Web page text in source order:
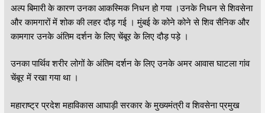
अल्प बिमारी के कारण उनका आकस्मिक निधन हो गया ।उनके निधन से शिवसेना
और कामगारों में शोक की लहर दौड़ गई । मुंबई के कोने कोने से शिव सैनिक और
कामगार उनके अंतिम दर्शन के लिए चेंबूर के लिए दौड़ पड़े ।
उनका पार्थिव शरीर लोगों के अंतिम दर्शन के लिए उनके अमर आवास घाटला गांव
चेंबूर में रखा गया था ।
महाराष्ट्र प्रदेश महाविकास आघाड़ी सरकार के मुख्यमंत्री व शिवसेना प्रमुख